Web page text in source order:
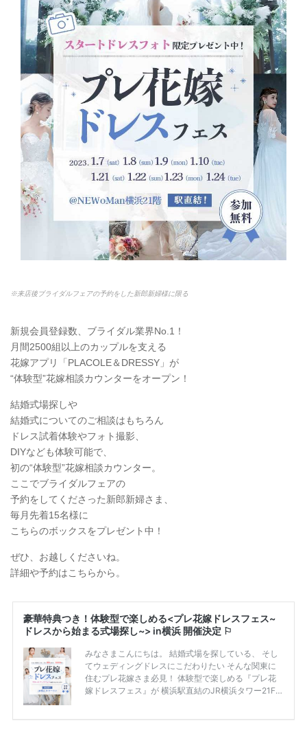
※来店後ブライダルフェアの予約をした新郎新婦様に限る
新規会員登録数、ブライダル業界No.1！
月間2500組以上のカップルを支える
花嫁アプリ「PLACOLE＆DRESSY」が
“体験型”花嫁相談カウンターをオープン！
結婚式場探しや
結婚式についてのご相談はもちろん
ドレス試着体験やフォト撮影、
DIYなども体験可能で、
初の“体験型”花嫁相談カウンター。
ここでブライダルフェアの
予約をしてくださった新郎新婦さま、
毎月先着15名様に
こちらのボックスをプレゼント中！
ぜひ、お越しくださいね。
詳細や予約はこちらから。